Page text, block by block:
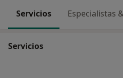
Servicios Especialistas
Servicios